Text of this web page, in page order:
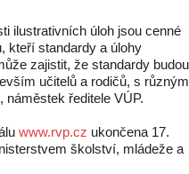
ilustrativních úloh jsou cenné
kteří standardy a úlohy
zajistit, že standardy budou
učitelů a rodičů, s
ředitele VÚP.
www.rvp.cz ukončena 17.
školství, mládeže a